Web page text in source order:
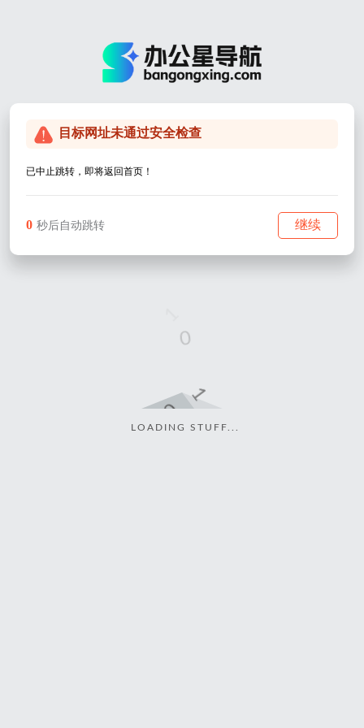
LOADING STUFF...
目标网址未通过安全检查
已中止跳转，即将返回首页！
0 秒后自动跳转 继续